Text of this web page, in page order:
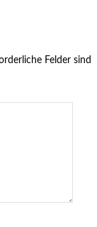
Felder sind